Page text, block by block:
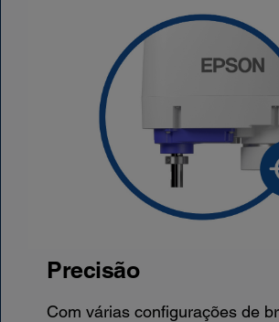
Precisão
Com várias configurações de